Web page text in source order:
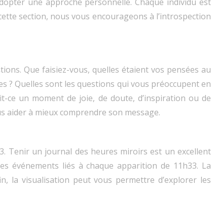
section, nous vous encourageons à l’introspection
Que faisiez-vous, quelles étaient vos pensées au
? Quelles sont les questions qui vous préoccupent en
ce un moment de joie, de doute, d’inspiration ou de
à mieux comprendre son message.
Tenir un journal des heures miroirs est un excellent
événements liés à chaque apparition de 11h33. La
la visualisation peut vous permettre d’explorer les